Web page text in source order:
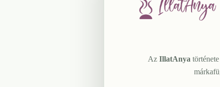
Az IllatAnya